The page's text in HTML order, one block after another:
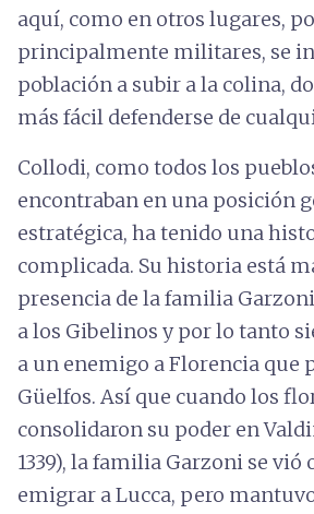
aquí, como en otros lugares,
principalmente militares, se
población a subir a la colina,
más fácil defenderse de
Collodi, como todos los
encontraban en una posición
estratégica, ha tenido una
complicada. Su historia está
presencia de la familia
a los Gibelinos y por lo tanto
a un enemigo a Florencia que
Güelfos. Así que cuando los
consolidaron su poder en
1339), la familia Garzoni se vió
emigrar a Lucca, pero